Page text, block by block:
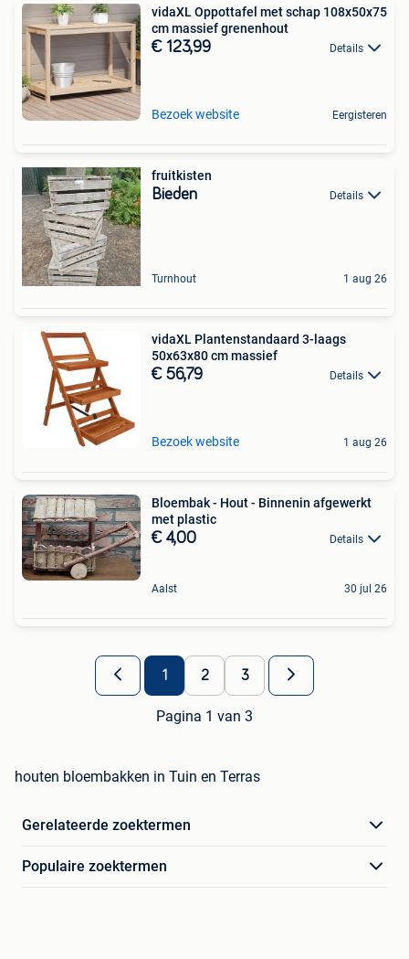
vidaXL Oppottafel met schap 108x50x75
cm massief grenenhout
€ 123,99 Details
Bezoek website Eergisteren
fruitkisten
Bieden Details
Turnhout 1 aug 26
vidaXL Plantenstandaard 3-laags
50x63x80 cm massief
€ 56,79 Details
Bezoek website 1 aug 26
Bloembak - Hout - Binnenin afgewerkt
met plastic
€ 4,00 Details
Aalst 30 jul 26
1 2 3
Pagina 1 van 3
houten bloembakken in Tuin en Terras
Gerelateerde zoektermen
Populaire zoektermen